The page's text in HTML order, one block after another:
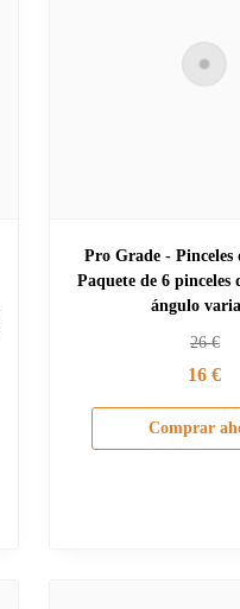
Pro Grade -
Paquete de 6 pinceles
ángulo
26€
16 €
Comprar